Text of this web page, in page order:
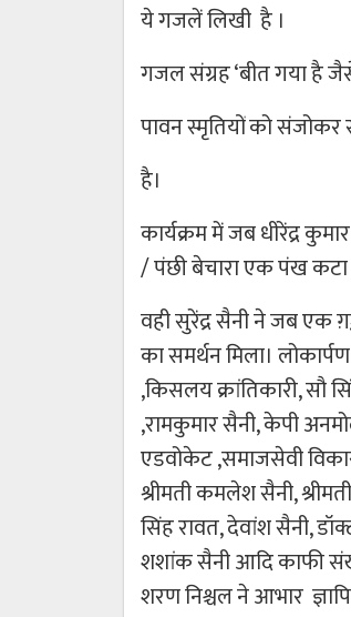
ये गजलें लिखी है ।
गजल संग्रह ‘बीत गया है
पावन स्मृतियों को
है।
कार्यक्रम में जब धीरेंद्र
/ पंछी बेचारा एक पंख कटा
वही सुरेंद्र सैनी ने जब एक
का समर्थन मिला।
,किसलय क्रांतिकारी, सौ
,रामकुमार सैनी, केपी
एडवोकेट ,समाजसेवी
श्रीमती कमलेश सैनी,
सिंह रावत, देवांश सैनी,
शशांक सैनी आदि काफी
शरण निश्चल ने आभार